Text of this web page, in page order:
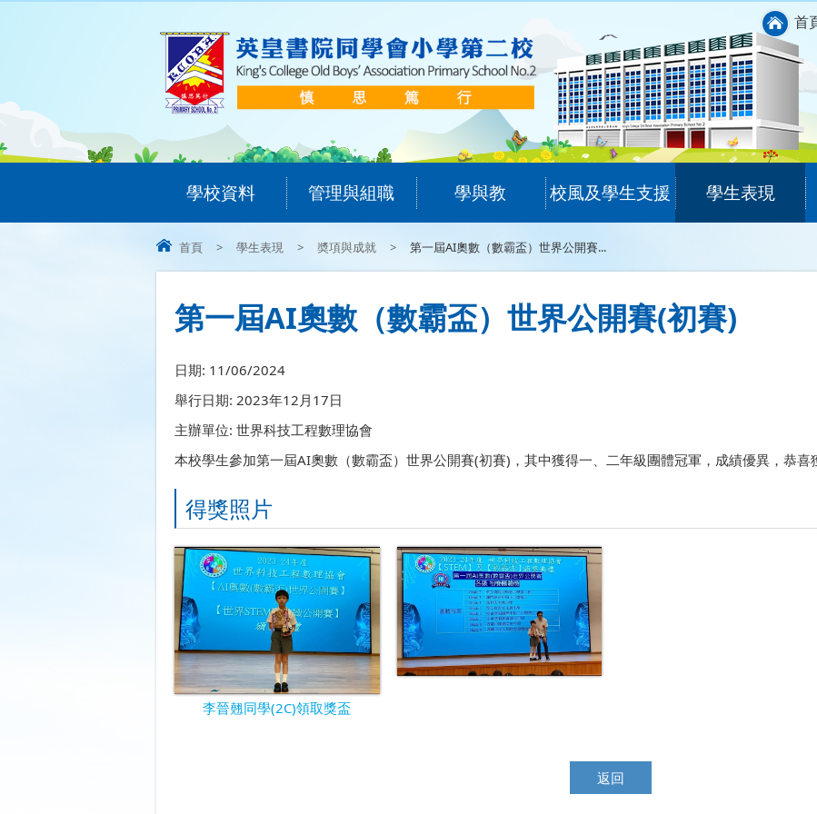
首
學校資料 管理與組職 學與教 校風及學生支援 學生表現
首頁 > 學生表現 > 奬項與成就 > 第一屆AI奧數（數霸盃）世界公開賽...
第一屆AI奧數（數霸盃）世界公開賽(初賽)
日期: 11/06/2024
舉行日期: 2023年12月17日
主辦單位: 世界科技工程數理協會
本校學生參加第一屆AI奧數（數霸盃）世界公開賽(初賽)，其中獲得一、二年級團體冠軍，成績優異，恭喜
得獎照片
李晉翹同學(2C)領取獎盃
返回